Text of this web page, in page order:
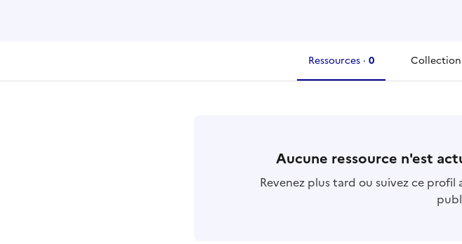
Ressources · 0
ressources
Aucune ressource n'est
Revenez plus tard ou suivez ce